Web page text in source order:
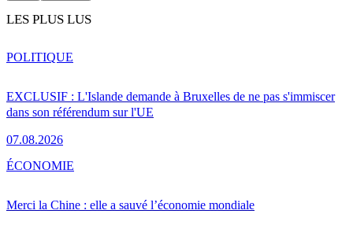
LES PLUS LUS
EXCLUSIF : L'Islande demande à Bruxelles de ne pas s'immiscer
dans son référendum sur l'UE
07.08.2026
POLITIQUE
Merci la Chine : elle a sauvé l’économie mondiale
ÉCONOMIE